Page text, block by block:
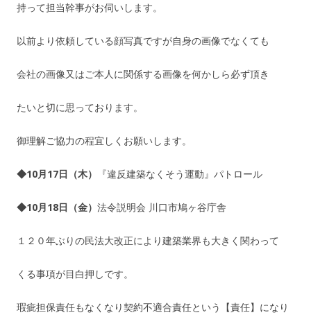
持って担当幹事がお伺いします。
以前より依頼している顔写真ですが自身の画像でなくても
会社の画像又はご本人に関係する画像を何かしら必ず頂き
たいと切に思っております。
御理解ご協力の程宜しくお願いします。
◆10月17日（木） 『違反建築なくそう運動』パトロール
◆10月18日（金） 法令説明会 川口市鳩ヶ谷庁舎
１２０年ぶりの民法大改正により建築業界も大きく関わって
くる事項が目白押しです。
瑕疵担保責任もなくなり契約不適合責任という【責任】になり